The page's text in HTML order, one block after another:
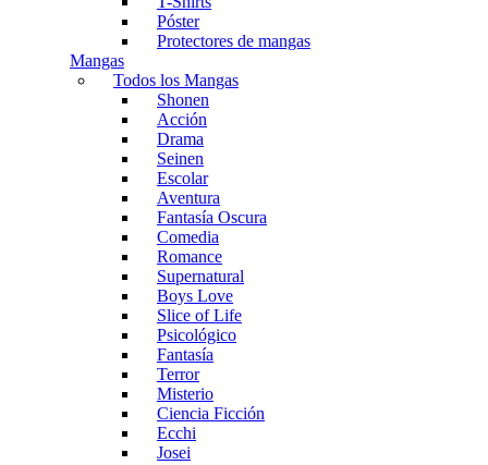
Póster
Protectores de mangas
Mangas
Todos los Mangas
Shonen
Acción
Drama
Seinen
Escolar
Aventura
Fantasía Oscura
Comedia
Romance
Supernatural
Boys Love
Slice of Life
Psicológico
Fantasía
Terror
Misterio
Ciencia Ficción
Ecchi
Josei